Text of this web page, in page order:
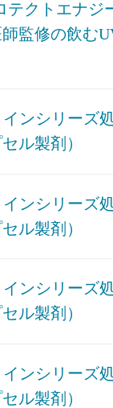
テクトエナジ
監修の飲む
ンシリーズ
ル製剤）
ンシリーズ
ル製剤）
ンシリーズ
ル製剤）
ンシリーズ
ル製剤）